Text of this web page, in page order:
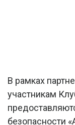
В рамках
участникам
безопасности